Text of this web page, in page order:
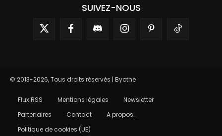
SUIVEZ-NOUS
© 2013-2026, Tous droits réservés | Byothe
Flux RSS Mentions légales
Newsletter
Partenaires
Contact
A propos…
Politique de cookies (UE)